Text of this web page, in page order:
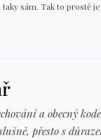
sám. Tak to prostě
a obecný
přesto s